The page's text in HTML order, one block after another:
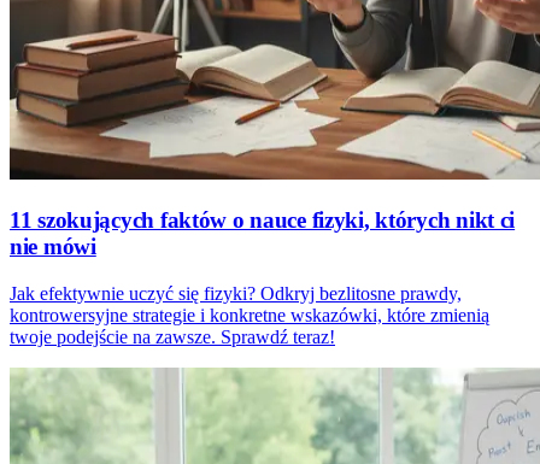
11 szokujących faktów o nauce fizyki, których nikt ci
nie mówi
Jak efektywnie uczyć się fizyki? Odkryj bezlitosne prawdy,
kontrowersyjne strategie i konkretne wskazówki, które zmienią
twoje podejście na zawsze. Sprawdź teraz!